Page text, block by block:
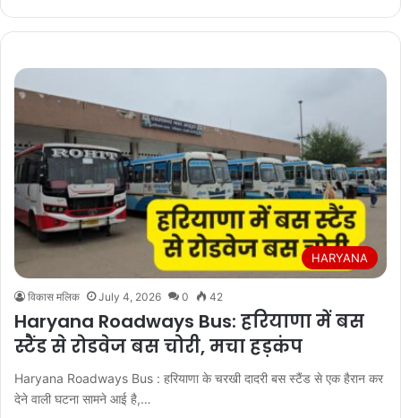
HARYANA
विकास मलिक July 4, 2026 0 42
Haryana Roadways Bus: हरियाणा में बस
स्टैंड से रोडवेज बस चोरी, मचा हड़कंप
Haryana Roadways Bus : हरियाणा के चरखी दादरी बस स्टैंड से एक हैरान कर
देने वाली घटना सामने आई है,…